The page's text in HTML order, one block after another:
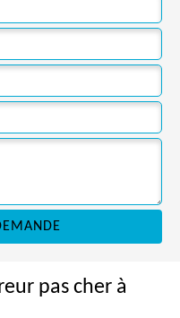
pas cher à